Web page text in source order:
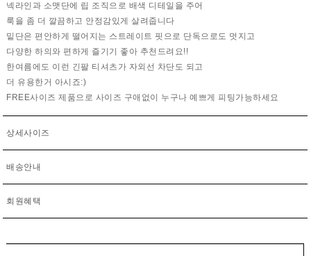
넥라인과 소맷단에 립 조직으로 배색 디테일을 주어
룩을 좀 더 깔끔하고 안정감있게 살려줍니다
밑단은 편안하게 떨어지는 스트레이트 핏으로 단독으로도 멋지고
다양한 하의와 편하게 즐기기 좋아 추천드려요!!
한여름에도 이런 긴팔 티셔츠가 자외선 차단도 되고
더 유용한거 아시죠:)
FREE사이즈 제품으로 사이즈 구애없이 누구나 예쁘게 피팅가능하세요
상세사이즈
배송안내
회원혜택